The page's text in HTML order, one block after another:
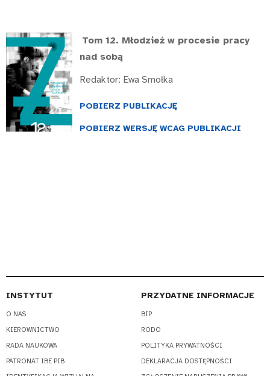
Tom 12. Młodzież w procesie pracy
nad sobą
Redaktor: Ewa Smołka
POBIERZ PUBLIKACJĘ
POBIERZ WERSJĘ WCAG PUBLIKACJI
INSTYTUT
O NAS
KIEROWNICTWO
RADA NAUKOWA
PATRONAT IBE PIB
PRZYDATNE INFORMACJE
BIP
RODO
POLITYKA PRYWATNOŚCI
DEKLARACJA DOSTĘPNOŚCI